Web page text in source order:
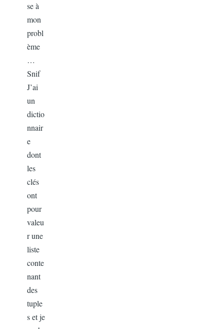
se à
mon
probl
ème
…
Snif
J’ai
un
dictio
nnair
e
dont
les
clés
ont
pour
valeu
r une
liste
conte
nant
des
tuple
s et je